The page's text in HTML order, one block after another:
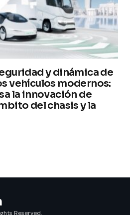
y dinámica de
vehículos modernos:
la innovación de
del chasis y la
Reserved.